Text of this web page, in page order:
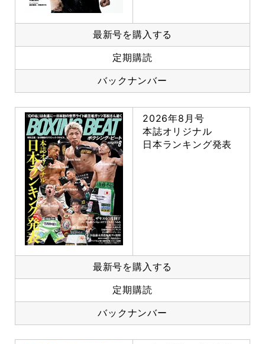
最新号を購入する
定期購読
バックナンバー
2026年8月号
本誌オリジナル
日本ランキング発表
最新号を購入する
定期購読
バックナンバー